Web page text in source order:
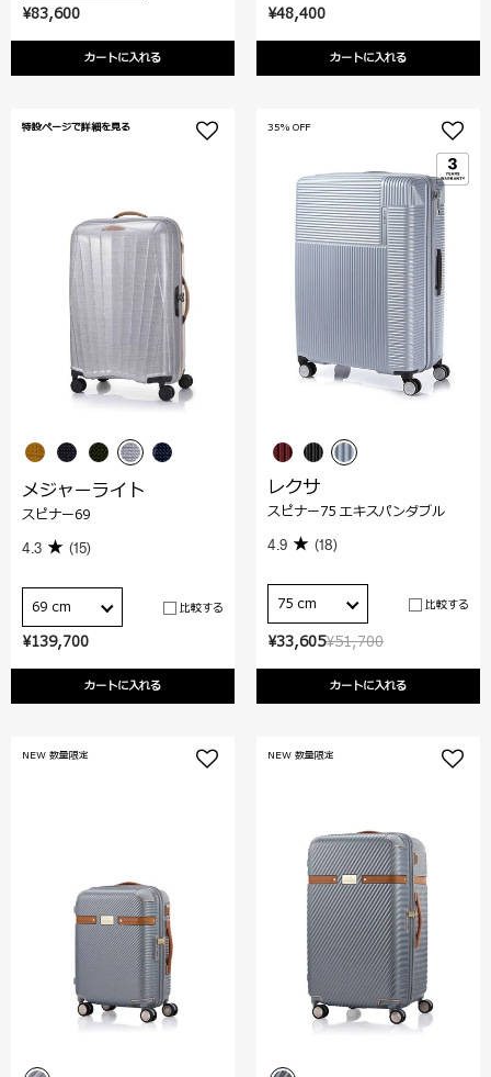
¥83,600
カートに入れる
¥48,400
カートに入れる
¥139,700
カートに入れる
特設ページで詳細を見る
メジャーライト
スピナー69
4.3 (15)
69 cm 比較する
¥51,700
¥33,605
カートに入れる
35% OFF
レクサ
スピナー75 エキスパンダブル
4.9 (18)
75 cm 比較する
NEW 数量限定 NEW 数量限定